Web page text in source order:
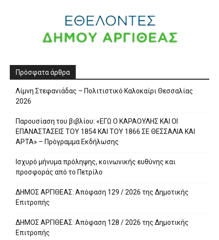
Πρόσφατα άρθρα
Λίμνη Στεφανιάδας – Πολιτιστικό Καλοκαίρι Θεσσαλίας
2026
Παρουσίαση του βιβλίου: «ΕΓΩ Ο ΚΑΡΑΟΥΛΗΣ ΚΑΙ ΟΙ
ΕΠΑΝΑΣΤΑΣΕΙΣ ΤΟΥ 1854 ΚΑΙ ΤΟΥ 1866 ΣΕ ΘΕΣΣΑΛΙΑ ΚΑΙ
ΑΡΤΑ» – Πρόγραμμα Εκδήλωσης
Ισχυρό μήνυμα πρόληψης, κοινωνικής ευθύνης και
προσφοράς από το Πετρίλο
ΔΗΜΟΣ ΑΡΓΙΘΕΑΣ: Απόφαση 129 / 2026 της Δημοτικής
Επιτροπής
ΔΗΜΟΣ ΑΡΓΙΘΕΑΣ: Απόφαση 128 / 2026 της Δημοτικής
Επιτροπής